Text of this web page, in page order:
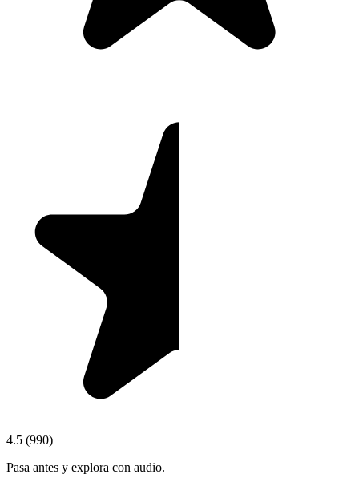
4.5 (990)
Pasa antes y explora con audio.